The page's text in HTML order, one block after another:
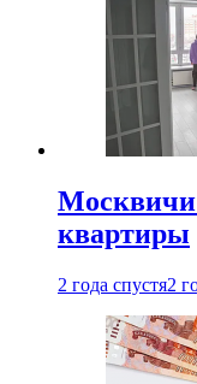
Москвичи
квартиры
2 года спустя2